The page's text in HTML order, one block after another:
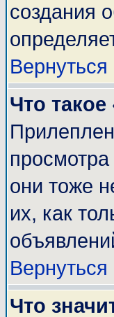
создания
Вернуться
Что
они тоже
их, как
Вернуться
Что